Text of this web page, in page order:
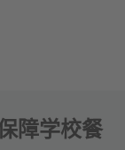
障学校餐